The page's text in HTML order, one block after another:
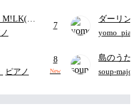
M!LK(佐
ピアノ
7
ダーリン
APPLE (
8
New
島のうた
映画ちい
soup-majo